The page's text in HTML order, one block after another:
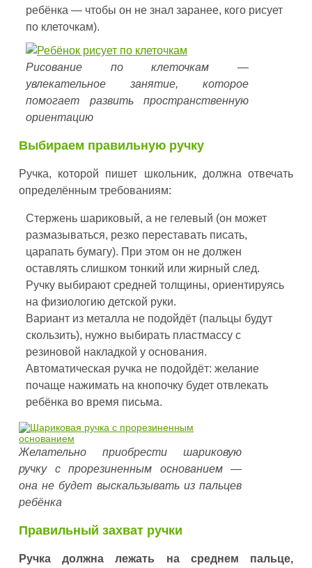
ребёнка — чтобы он не знал заранее, кого рисует
по клеточкам).
Рисование по клеточкам —
увлекательное занятие, которое
помогает развить пространственную
ориентацию
Выбираем правильную ручку
Ручка, которой пишет школьник, должна отвечать
определённым требованиям:
Стержень шариковый, а не гелевый (он может
размазываться, резко переставать писать,
царапать бумагу). При этом он не должен
оставлять слишком тонкий или жирный след.
Ручку выбирают средней толщины, ориентируясь
на физиологию детской руки.
Вариант из металла не подойдёт (пальцы будут
скользить), нужно выбирать пластмассу с
резиновой накладкой у основания.
Автоматическая ручка не подойдёт: желание
почаще нажимать на кнопочку будет отвлекать
ребёнка во время письма.
Желательно приобрести шариковую
ручку с прорезиненным основанием —
она не будет выскальзывать из пальцев
ребёнка
Правильный захват ручки
Ручка должна лежать на среднем пальце,